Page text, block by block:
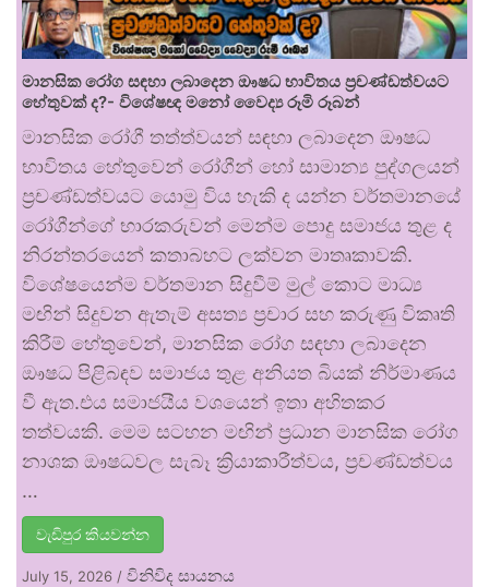
මානසික රෝග සඳහා ලබාදෙන ඖෂධ භාවිතය ප්‍රචණ්ඩත්වයට
හේතුවක් ද?- විශේෂඥ මනෝ වෛද්‍ය රූමි රූබන්
මානසික රෝගී තත්ත්වයන් සඳහා ලබාදෙන ඖෂධ
භාවිතය හේතුවෙන් රෝගීන් හෝ සාමාන්‍ය පුද්ගලයන්
ප්‍රචණ්ඩත්වයට යොමු විය හැකි ද යන්න වර්තමානයේ
රෝගීන්ගේ භාරකරුවන් මෙන්ම පොදු සමාජය තුළ ද
නිරන්තරයෙන් කතාබහට ලක්වන මාතෘකාවකි.
විශේෂයෙන්ම වර්තමාන සිදුවීම් මුල් කොට මාධ්‍ය
මඟින් සිදුවන ඇතැම් අසත්‍ය ප්‍රචාර සහ කරුණු විකෘති
කිරීම් හේතුවෙන්, මානසික රෝග සඳහා ලබාදෙන
ඖෂධ පිළිබඳව සමාජය තුළ අනියත බියක් නිර්මාණය
වී ඇත.එය සමාජයීය වශයෙන් ඉතා අහිතකර
තත්වයකි. මෙම සටහන මඟින් ප්‍රධාන මානසික රෝග
නාශක ඖෂධවල සැබෑ ක්‍රියාකාරීත්වය, ප්‍රචණ්ඩත්වය
…
වැඩිපුර කියවන්න
July 15, 2026 / විනිවිද සායනය